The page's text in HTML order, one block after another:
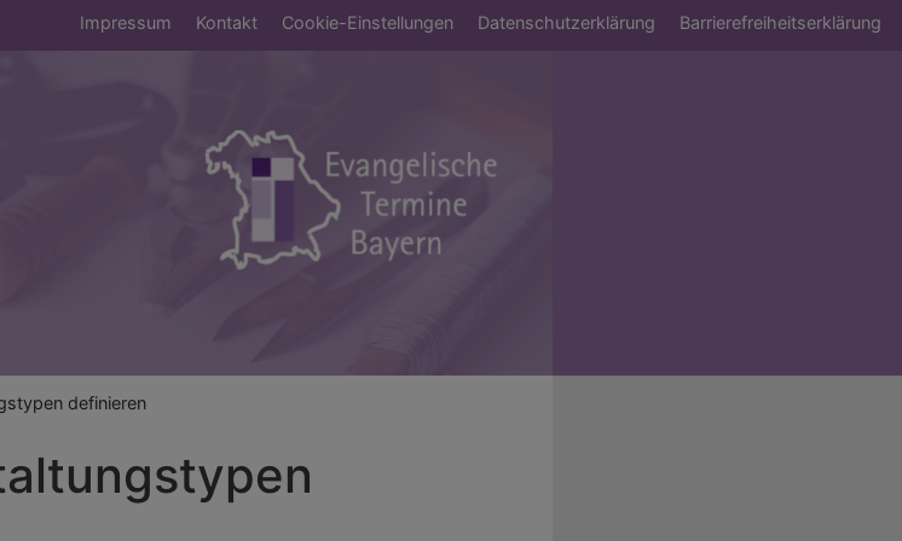
Fußbereichsmenü
Impressum Kontakt Cookie-Einstellungen Datenschutzerklärung Barrierefreiheitserklärung
definieren